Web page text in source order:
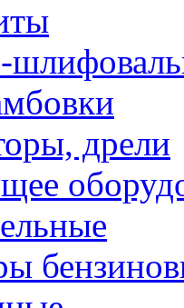
дрели